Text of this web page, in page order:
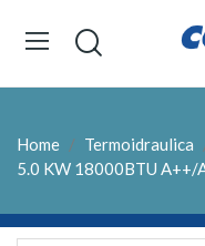
Home Termoidraulica
5.0 KW 18000BTU A++/